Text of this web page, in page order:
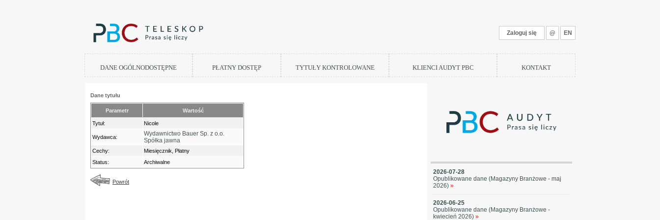
Zaloguj się @ EN
DANE OGÓLNODOSTĘPNE PŁATNY DOSTĘP TYTUŁY KONTROLOWANE KLIENCI AUDYT PBC KONTAKT
Dane tytułu
Parametr Wartość
Tytuł: Nicole
Wydawca:
Wydawnictwo Bauer Sp. z o.o.
Spółka jawna
Cechy:
Miesięcznik, Płatny
Status:
Archiwalne
Powrót
2026-07-28
Opublikowane dane (Magazyny Branżowe - maj
2026) »
2026-06-25
Opublikowane dane (Magazyny Branżowe -
kwiecień 2026) »